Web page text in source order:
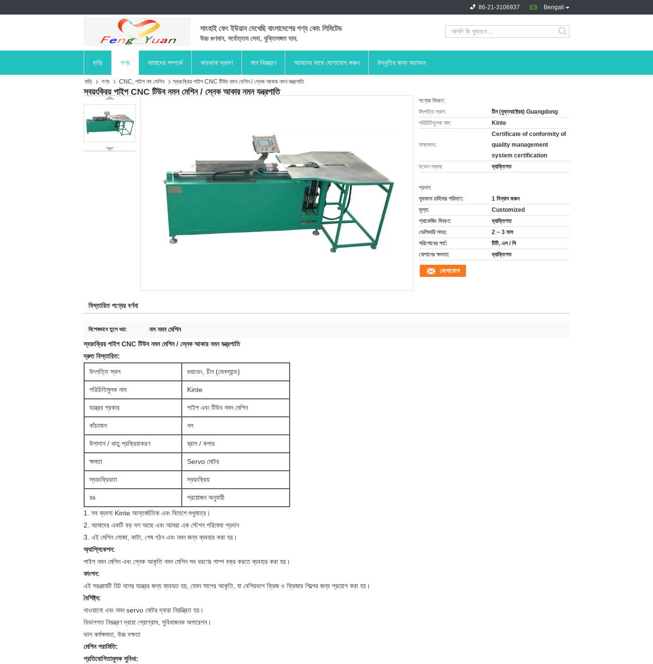
Bengali
86-21-3106937
সাংহাই ফেং ইউয়ান দেখেছি বাংলাদেশের পণ্য কোং লিমিটেড
উচ্চ গুণমান, সর্বোত্তম সেবা, যুক্তিসঙ্গত দাম.
বাড়ি পণ্য আমাদের সম্পর্কে কারখানা ভ্রমণ মান নিয়ন্ত্রণ আমাদের সাথে যোগাযোগ করুন উদ্ধৃতির জন্য আবেদন
বাড়ি পণ্য CNC, পাইপ নম মেশিন স্বয়ংক্রিয় পাইপ CNC টিউব নমন মেশিন / স্নেক আকার নমন যন্ত্রপাতি
স্বয়ংক্রিয় পাইপ CNC টিউব নমন মেশিন / স্নেক আকার নমন যন্ত্রপাতি
পণ্যের বিবরণ:
উৎপত্তি স্থল:
চীন (যুক্তরাষ্ট্রের) Guangdong
পরিচিতিমুলক নাম:
Kinte
সাক্ষ্যদান:
Certificate of conformity of
quality management
system certification
মডেল নম্বার:
ব্যাক্তিগত
প্রদান:
ন্যূনতম চাহিদার পরিমাণ:
1 বিন্যাস করুন
মূল্য:
Customized
প্যাকেজিং বিবরণ:
ব্যাক্তিগত
ডেলিভারি সময়:
2 ~ 3 মাস
পরিশোধের শর্ত:
টিটি, এল / সি
যোগানের ক্ষমতা:
ব্যাক্তিগত
যোগাযোগ
বিস্তারিত পণ্যের বর্ণনা
বিশেষভাবে তুলে ধরা:
নল নমন মেশিন
স্বয়ংক্রিয় পাইপ CNC টিউব নমন মেশিন / স্নেক আকার নমন যন্ত্রপাতি
দ্রুত বিস্তারিত:
উৎপত্তি স্থল
গুয়াংডং, চীন (মেনল্যান্ড)
পরিচিতিমুলক নাম Kinte
যন্ত্রের প্রকার পাইপ এবং টিউব নমন মেশিন
কাঁচামাল নল
উপাদান / ধাতু প্রক্রিয়াকরণ ব্রাস / কপার
ক্ষমতা Servo মোটর
স্বয়ংক্রিয়তা স্বয়ংক্রিয়
রঙ
প্রয়োজন অনুযায়ী
1. সব ব্যবসা Kinte আন্তর্জাতিক এবং বিদেশে শুধুমাত্র।
2. আমাদের একটি বড় দল আছে এবং আমরা এক স্টেশন পরিষেবা প্রদান
3. এই মেশিন সোজা, কাটা, শেষ গঠন এবং নমন জন্য ব্যবহার করা হয়।
অ্যাপ্লিকেশন:
পাইপ নমন মেশিন এবং স্নেক আকৃতি নমন মেশিন সব ধরণের পাম্প বক্র করতে ব্যবহার করা হয়।
ফাংশন:
এই সরঞ্জামটি হিট নলের যন্ত্রের জন্য ব্যবহৃত হয়, যেমন সাপের আকৃতি, যা বেশিরভাগ ফ্রিজ ও ফ্রিজার শিল্পের জন্য প্রয়োগ করা হয়।
বৈশিষ্ট্য:
খাওয়ানো এবং নমন servo মোটর দ্বারা নিয়ন্ত্রিত হয়।
বিভাগগত নিয়ন্ত্রণ দ্বারা প্রোগ্রাম, সুবিধাজনক অপারেশন।
ভাল কর্মক্ষমতা, উচ্চ দক্ষতা
মেশিন পরামিতি:
প্রতিযোগিতামূলক সুবিধা: